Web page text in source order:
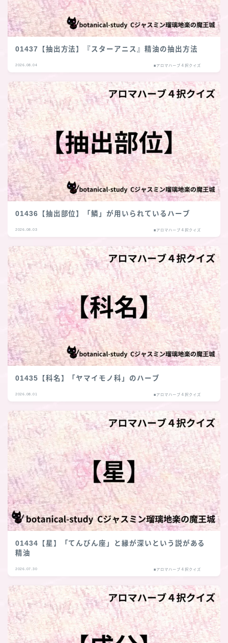
01437【抽出方法】『スターアニス』精油の抽出方法
2026.08.04 ■アロマハーブ４択クイズ
01436【抽出部位】「鱗」が用いられているハーブ
2026.08.03 ■アロマハーブ４択クイズ
01435【科名】「ヤマイモノ科」のハーブ
2026.08.01 ■アロマハーブ４択クイズ
01434【星】「てんびん座」と縁が深いという説がある
精油
2026.07.30 ■アロマハーブ４択クイズ